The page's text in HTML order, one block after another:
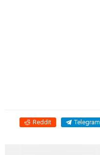
Reddit Telegram